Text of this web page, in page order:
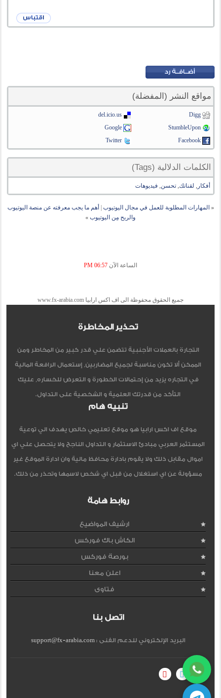
مواقع النشر (المفضلة)
Digg
del.icio.us
StumbleUpon
Google
Facebook
Twitter
الكلمات الدلالية (Tags)
أفكار , لقناتك,تحسن, فيديوهات
« المهارات المطلوبة للعمل في مجال اليوتيوب
أهم ما يجب معرفته عن منصة اليوتيوب
والربح مِن اليوتيوب »
الساعة الآن 06:57 PM
جميع الحقوق محفوظة الى اف اكس ارابيا www.fx-arabia.com
تحذير المخاطرة
التجارة بالعملات الأجنبية تتضمن علي قدر كبير من المخاطر ومن
الممكن ألا تكون مناسبة لجميع المضاربين, إستعمال الرافعة المالية
في التجاره يزيد من إحتمالات الخطورة و التعرض للخساره, عليك
التأكد من قدرتك العلمية و الشخصية على التداول.
تنبيه هام
موقع اف اكس ارابيا هو موقع تعليمي خالص يهدف الي توعية
المستثمر العربي مبادئ الاستثمار و التداول الناجح ولا يتحصل علي اي
اموال مقابل ذلك ولا يقوم بادارة محافظ مالية وان ادارة الموقع غير
مسؤولة عن اي استغلال من قبل اي شخص لاسمها وتحذر من ذلك.
روابط هامة
ارشيف المواضيع
الكاش باك فوركس
بورصة فوركس
اعلن معنا
فتاوى
اتصل بنا
البريد الإلكتروني للدعم الفنى :support@fx-arabia.com